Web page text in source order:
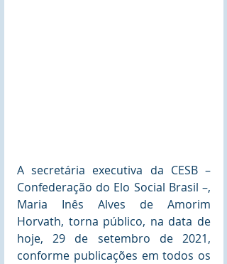
A secretária executiva da CESB –
Confederação do Elo Social Brasil –,
Maria Inês Alves de Amorim
Horvath, torna público, na data de
hoje, 29 de setembro de 2021,
conforme publicações em todos os